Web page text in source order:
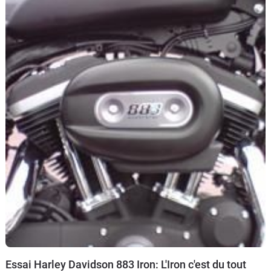
696 fin 2007, Ducati vise plus large en proposant sur le
marché, une année tout juste après la présentation de la
M696, une Ducati Monster 1100.
Essai Harley Davidson 883 Iron: L'Iron c'est du tout